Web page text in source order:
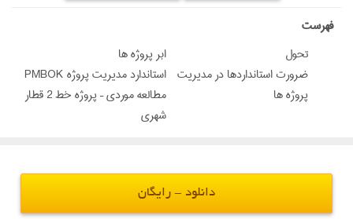
‌فهرست
تحول
ابر پروژه ها
ضرورت استانداردها در مدیریت
پروژه ها
استاندارد مدیریت پروژه PMBOK
مطالعه موردی – پروژه خط 2 قطار
شهری
دانلود - رایگان